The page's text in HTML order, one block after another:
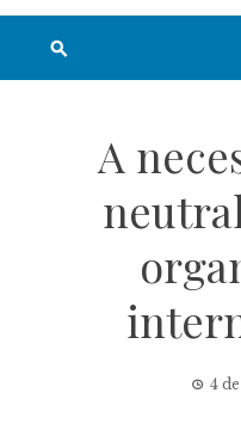
A
4